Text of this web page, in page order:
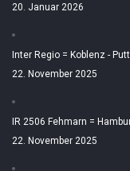
20. Januar 2026
Inter Regio = Koblenz -
22. November 2025
IR 2506 Fehmarn =
22. November 2025